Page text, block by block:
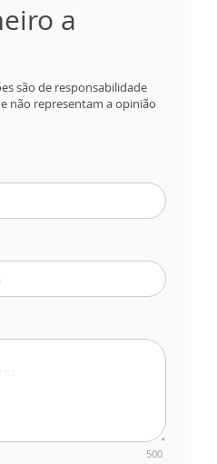
a
são de responsabilidade
não representam a opinião
500